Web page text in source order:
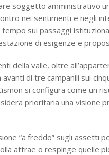
soggetto amministrativo
nei sentimenti e negli
sui passaggi
di esigenze e
della valle, oltre
avanti di tre campanili sui
si configura come un
prioritaria una visione
“a freddo” sugli assetti
attrae o respinge quelle